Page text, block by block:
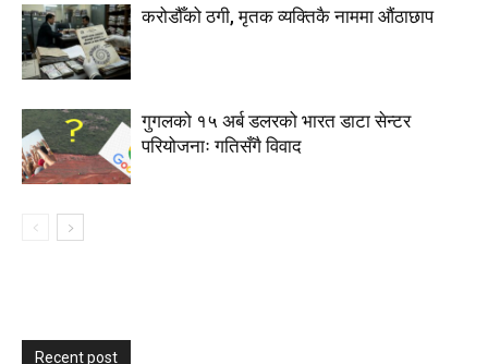
करोडौँको ठगी, मृतक व्यक्तिकै नाममा औंठाछाप
गुगलको १५ अर्ब डलरको भारत डाटा सेन्टर
परियोजनाः गतिसँगै विवाद
Recent post